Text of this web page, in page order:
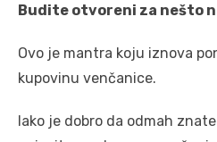
Budite otvoreni za nešto
Ovo je mantra koju iznova
kupovinu venčanice.
Iako je dobro da odmah